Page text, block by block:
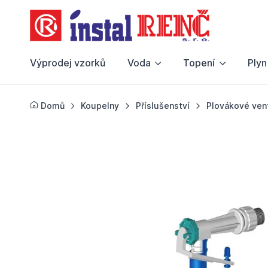
Výprodej vzorků Voda Topení Plyn
Domů Koupelny Příslušenství Plovákové